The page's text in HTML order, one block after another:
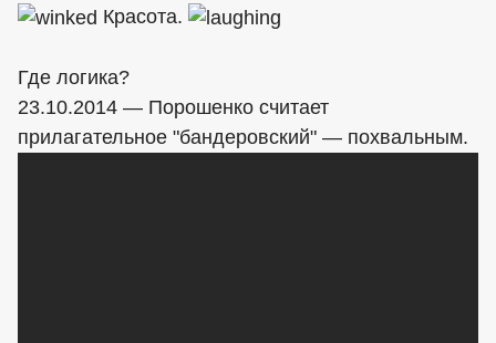
Красота.
Где логика?
23.10.2014 — Порошенко считает
прилагательное "бандеровский" — похвальным.